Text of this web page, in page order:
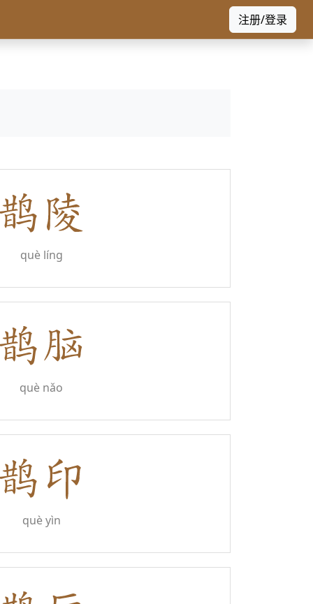
注册/登录
què líng
què nǎo
què yìn